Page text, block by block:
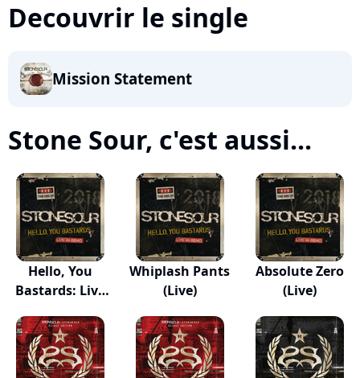
Decouvrir le single
Mission Statement
Stone Sour, c'est aussi...
Hello, You
Bastards: Live
Whiplash Pants
(Live)
Absolute Zero
(Live)